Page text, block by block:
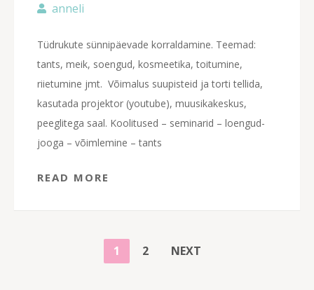
anneli
Tüdrukute sünnipäevade korraldamine. Teemad:
tants, meik, soengud, kosmeetika, toitumine,
riietumine jmt. Võimalus suupisteid ja torti tellida,
kasutada projektor (youtube), muusikakeskus,
peeglitega saal. Koolitused – seminarid – loengud-
jooga – võimlemine – tants
READ MORE
NAVIGEERIMINE
PAGE
1 PAGE
2 NEXT